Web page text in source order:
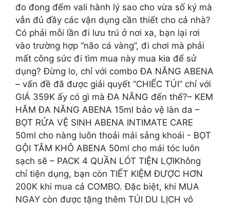
đo đong đếm vali hành lý sao cho vừa số ký mà
vẫn đủ đầy các vận dụng cần thiết cho cả nhà? ​
Có phải mỗi lần đi lưu trú ở nơi xa, bạn lại rơi
vào trường hợp “não cá vàng”, đi chơi mà phải
mất công sức đi tìm mua này mua kia để sử
dụng? ​ Đừng lo, chỉ với combo ĐA NĂNG ABENA
– vấn đề đã được giải quyết​ ​ “CHIẾC TÚI” chỉ với
GIÁ 359K ấy có gì mà ĐA NĂNG đến thế?​ – KEM
HĂM ĐA NĂNG ABENA 15ml bảo vệ làn da ​ –
BỌT RỬA VỆ SINH ABENA INTIMATE CARE
50ml cho nàng luôn thoải mái sảng khoái ​- BỌT
GỘI TẮM KHÔ ABENA 50ml cho mái tóc luôn
sạch sẽ ​ – PACK 4 QUẦN LÓT TIỆN LỢI​ Không
chỉ tiện dụng, bạn còn TIẾT KIỆM ĐƯỢC HƠN
200K khi mua cả COMBO. ​ Đặc biệt, khi MUA
NGAY còn được tặng thêm TÚI DU LỊCH vô